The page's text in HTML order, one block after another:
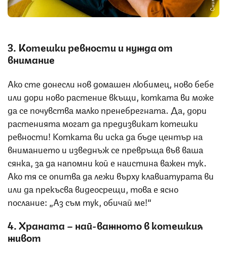
3. Котешки ревности и нужда от
внимание
Ако сте донесли нов домашен любимец, ново бебе
или дори ново растение вкъщи, котката ви може
да се почувства малко пренебрегната. Да, дори
растенията могат да предизвикат котешки
ревности! Котката ви иска да бъде център на
вниманието и изведнъж се превръща във ваша
сянка, за да напомни кой е наистина важен тук.
Ако тя се опитва да лежи върху клавиатурата ви
или да прекъсва видеосрещи, това е ясно
послание: „Аз съм тук, обичай ме!“
4. Храната – най-важното в котешкия
живот